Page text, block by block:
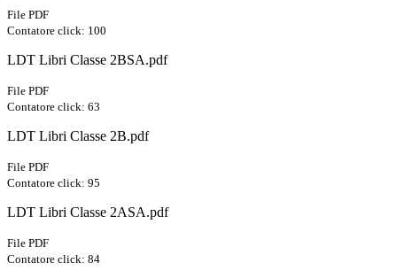
File PDF
Contatore click: 100
LDT Libri Classe 2BSA.pdf
File PDF
Contatore click: 63
LDT Libri Classe 2B.pdf
File PDF
Contatore click: 95
LDT Libri Classe 2ASA.pdf
File PDF
Contatore click: 84